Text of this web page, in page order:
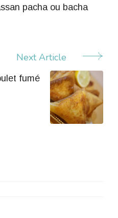
pacha ou bacha
Next Article
fumé